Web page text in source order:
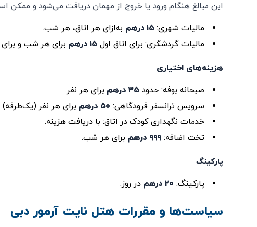
این مبالغ هنگام ورود یا خروج از مهمان دریافت می‌شود و ممکن
مالیات شهری: ۱۵ درهم
به‌ازای هر اتاق، هر شب.
مالیات گردشگری: برای اتاق اول ۱۵ درهم برای هر شب و برای
هزینه‌های اختیاری
صبحانه بوفه: حدود ۳۵ درهم
برای هر نفر.
سرویس ترانسفر فرودگاهی: ۵۰ درهم
برای هر نفر (یک‌طرفه).
خدمات نگهداری کودک در اتاق: با دریافت هزینه.
تخت اضافه: ۹۹۹ درهم برای هر شب.
پارکینگ
پارکینگ: ۲۰ درهم در روز.
سیاست‌ها و مقررات هتل نایت آرمور دبی